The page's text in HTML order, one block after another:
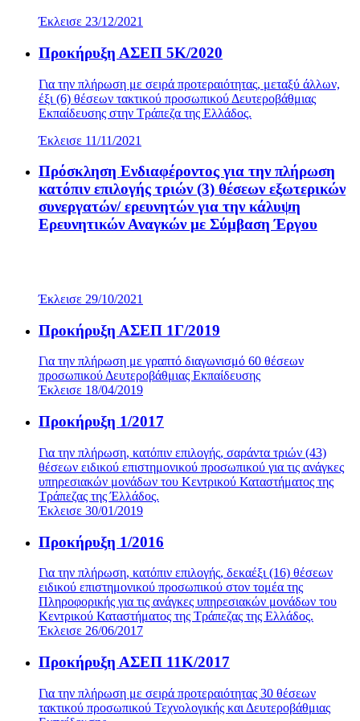
Έκλεισε 23/12/2021
Προκήρυξη ΑΣΕΠ 5Κ/2020
Για την πλήρωση με σειρά προτεραιότητας, μεταξύ άλλων,
έξι (6) θέσεων τακτικού προσωπικού Δευτεροβάθμιας
Εκπαίδευσης στην Τράπεζα της Ελλάδος.
Έκλεισε 11/11/2021
Πρόσκληση Ενδιαφέροντος για την πλήρωση
κατόπιν επιλογής τριών (3) θέσεων εξωτερικών
συνεργατών/ ερευνητών για την κάλυψη
Ερευνητικών Αναγκών με Σύμβαση Έργου
Έκλεισε 29/10/2021
Προκήρυξη ΑΣΕΠ 1Γ/2019
Για την πλήρωση με γραπτό διαγωνισμό 60 θέσεων
προσωπικού Δευτεροβάθμιας Εκπαίδευσης
Έκλεισε 18/04/2019
Προκήρυξη 1/2017
Για την πλήρωση, κατόπιν επιλογής, σαράντα τριών (43)
θέσεων ειδικού επιστημονικού προσωπικού για τις ανάγκες
υπηρεσιακών μονάδων του Κεντρικού Καταστήματος της
Τράπεζας της Έλλάδος.
Έκλεισε 30/01/2019
Προκήρυξη 1/2016
Για την πλήρωση, κατόπιν επιλογής, δεκαέξι (16) θέσεων
ειδικού επιστημονικού προσωπικού στον τομέα της
Πληροφορικής για τις ανάγκες υπηρεσιακών μονάδων του
Κεντρικού Καταστήματος της Τράπεζας της Ελλάδος.
Έκλεισε 26/06/2017
Προκήρυξη ΑΣΕΠ 11Κ/2017
Για την πλήρωση με σειρά προτεραιότητας 30 θέσεων
τακτικού προσωπικού Τεχνολογικής και Δευτεροβάθμιας